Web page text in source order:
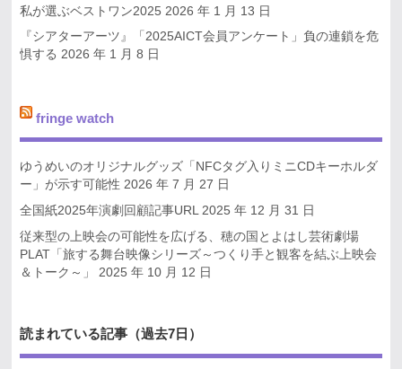
私が選ぶベストワン2025 2026 年 1 月 13 日
『シアターアーツ』「2025AICT会員アンケート」負の連鎖を危
惧する 2026 年 1 月 8 日
fringe watch
ゆうめいのオリジナルグッズ「NFCタグ入りミニCDキーホルダ
ー」が示す可能性 2026 年 7 月 27 日
全国紙2025年演劇回顧記事URL
2025 年 12 月 31 日
従来型の上映会の可能性を広げる、穂の国とよはし芸術劇場
PLAT「旅する舞台映像シリーズ～つくり手と観客を結ぶ上映会
＆トーク～」
2025 年 10 月 12 日
読まれている記事（過去7日）